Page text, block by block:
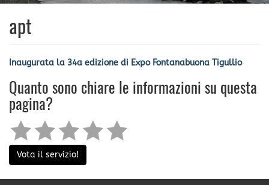
apt
Inaugurata la 34a edizione di Expo Fontanabuona Tigullio
Quanto sono chiare le informazioni su questa
pagina?
Vota il servizio!